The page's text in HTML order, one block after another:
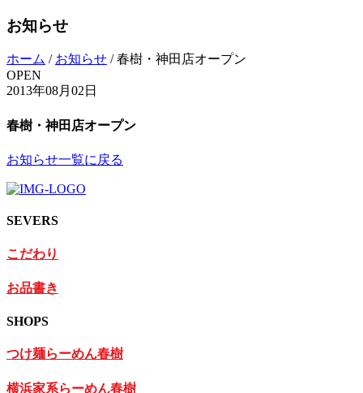
お知らせ
ホーム / お知らせ / 春樹・神田店オープン
OPEN
2013年08月02日
春樹・神田店オープン
お知らせ一覧に戻る
SEVERS
こだわり
お品書き
SHOPS
つけ麺らーめん春樹
横浜家系らーめん春樹